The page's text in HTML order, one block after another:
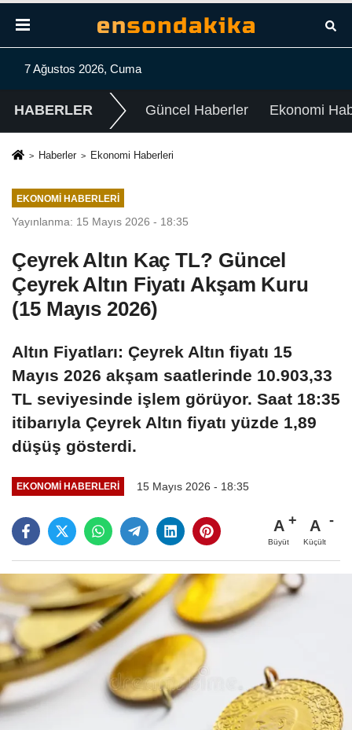
7 Ağustos 2026, Cuma
HABERLER Güncel Haberler Ekonomi
Haberler Ekonomi Haberleri
EKONOMI HABERLERI
Yayınlanma: 15 Mayıs 2026 - 18:35
Çeyrek Altın Kaç TL? Güncel
Çeyrek Altın Fiyatı Akşam Kuru
(15 Mayıs 2026)
Altın Fiyatları: Çeyrek Altın fiyatı 15
Mayıs 2026 akşam saatlerinde 10.903,33
TL seviyesinde işlem görüyor. Saat 18:35
itibarıyla Çeyrek Altın fiyatı yüzde 1,89
düşüş gösterdi.
EKONOMI HABERLERI 15 Mayıs 2026 - 18:35
A
Büyüt
A
Küçült